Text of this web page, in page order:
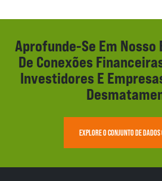
Aprofunde-Se Em Nosso
De Conexões
Investidores E
EXPLORE O CONJUNTO DE